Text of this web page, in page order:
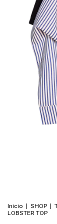
Inicio SHOP
LOBSTER TOP